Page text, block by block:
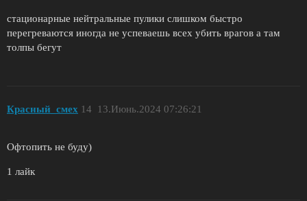
стационарные нейтральные пулики слишком быстро
перегреваются иногда не успеваешь всех убить врагов а там
толпы бегут
Красный_смех 13.Июнь.2024 07:26:21
14
Офтопить не буду)
1 лайк